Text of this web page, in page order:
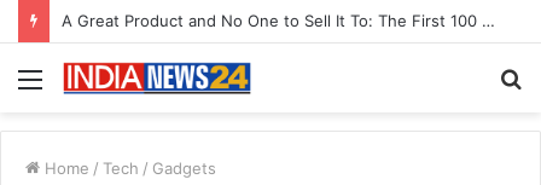
From Bangkok to Kochi: The Logistics Specialist Who Rebuilt Autobacs India’s Import Line
Menu
Home / Tech / Gadgets